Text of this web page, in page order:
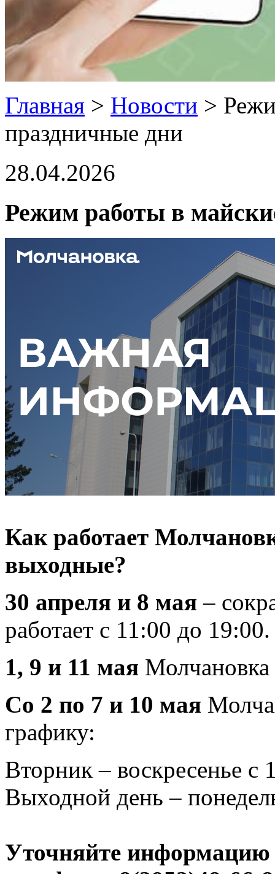
Главная > Новости >
праздничные дни
28.04.2026
Режим работы в
Как работает
выходные?
30 апреля и 8 мая –
работает с 11:00 до 19:00.
1, 9 и 11 мая Молчановка
Со 2 по 7 и 10 мая
графику:
Вторник – воскресенье с
Выходной день –
Уточняйте информацию